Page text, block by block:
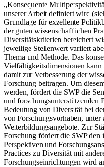
„Konsequente
unserer Arbeit definiert wird
Grundlage für exzellente
der guten wissenschaftlichen
Diversitätskriterien bereichert
jeweilige Stellenwert variiert
Thema und Methode. Das
Vielfältigkeitsdimensionen kann
damit zur Verbesserung der
Forschung beitragen. Um
werden, fördert die SWP die
und forschungsunterstützenden
Bedeutung von Diversität bei
von Forschungsvorhaben, unter
Weiterbildungsangebote. Zur
Forschung fördert die SWP den
Perspektiven und
Practices zu Diversität mit
Forschungseinrichtungen wird